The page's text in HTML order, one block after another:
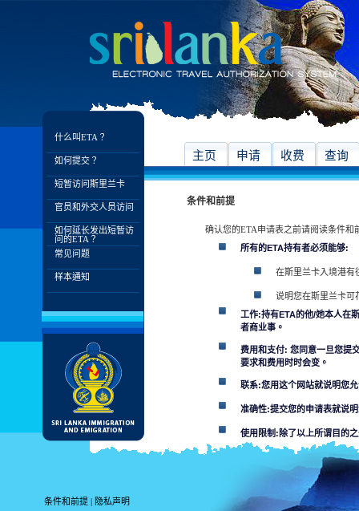
什么叫ETA？
如何提交？
短暂访问斯里兰卡
官员和外交人员访问
如何延长发出短暂访
问的ETA？
常见问题
样本通知
主页 申请 收费 查询
条件和前提
确认您的ETA申请表之前请阅读条件和
所有的ETA持有者必须能够:
在斯里兰卡入境港有
说明您在斯里兰卡可
工作:持有ETA的他/她本人在
者商业事。
费用和支付: 您同意一旦您提
要求和费用时时会变。
联系:您用这个网站就说明您
准确性:提交您的申请表就说
使用限制:除了以上所谓目的
用这个网站您便就接受
斯里兰卡移居与移民部不负责
条件和前提 | 隐私声明